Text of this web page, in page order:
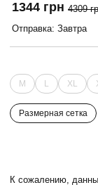
1344 грн 4309
Отправка: Завтра
M L XL
Размерная сетка
К сожалению,